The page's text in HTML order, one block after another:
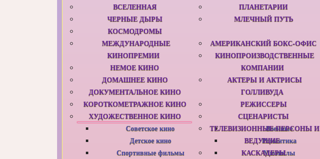
ВСЕЛЕННАЯ
ЧЕРНЫЕ ДЫРЫ
КОСМОДРОМЫ
ПЛАНЕТАРИИ
МЛЕЧНЫЙ ПУТЬ
МЕЖДУНАРОДНЫЕ
КИНОПРЕМИИ
НЕМОЕ КИНО
ДОМАШНЕЕ КИНО
ДОКУМЕНТАЛЬНОЕ КИНО
КОРОТКОМЕТРАЖНОЕ КИНО
ХУДОЖЕСТВЕННОЕ КИНО
Советское кино
Детское кино
Спортивные фильмы
Военные
Романтика
Мюзиклы
АМЕРИКАНСКИЙ БОКС-ОФИС
КИНОПРОИЗВОДСТВЕННЫЕ
КОМПАНИИ
АКТЕРЫ И АКТРИСЫ
ГОЛЛИВУДА
РЕЖИССЕРЫ
СЦЕНАРИСТЫ
ТЕЛЕВИЗИОННЫЕ ПЕРСОНЫ И
ВЕДУЩИЕ
КАСКАДЕРЫ